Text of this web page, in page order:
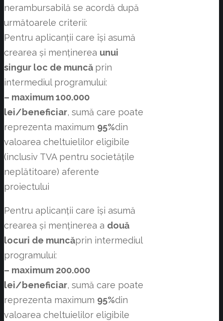
nerambursabilă se acordă după
următoarele criterii:
Pentru aplicanții care își asumă
crearea și menținerea unui
singur loc de muncă prin
intermediul programului:
– maximum 100.000
lei/beneficiar, sumă care poate
reprezenta maximum 95%din
valoarea cheltuielilor eligibile
(inclusiv TVA pentru societățile
neplătitoare) aferente
proiectului
Pentru aplicanții care își asumă
crearea și menținerea a două
locuri de muncăprin intermediul
programului:
– maximum 200.000
lei/beneficiar, sumă care poate
reprezenta maximum 95%din
valoarea cheltuielilor eligibile